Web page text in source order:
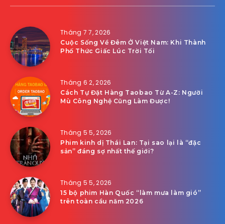
Tháng 7 7, 2026
Cuộc Sống Về Đêm Ở Việt Nam: Khi Thành
Phố Thức Giấc Lúc Trời Tối
Tháng 6 2, 2026
Cách Tự Đặt Hàng Taobao Từ A-Z: Người
Mù Công Nghệ Cũng Làm Được!
Tháng 5 5, 2026
Phim kinh dị Thái Lan: Tại sao lại là “đặc
sản” đáng sợ nhất thế giới?
Tháng 5 5, 2026
15 bộ phim Hàn Quốc “làm mưa làm gió”
trên toàn cầu năm 2026